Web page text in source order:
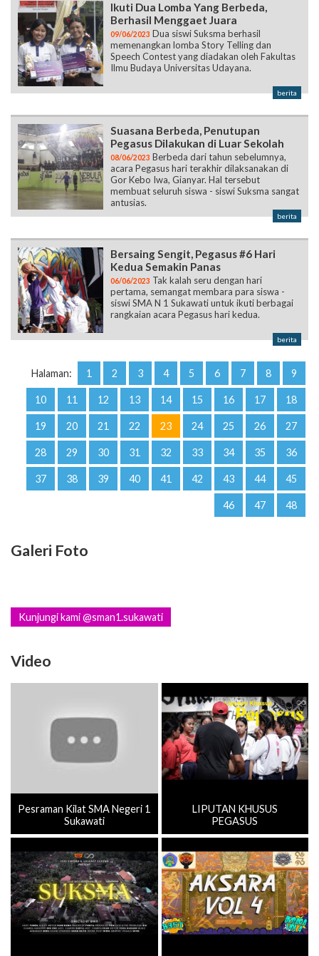
Ikuti Dua Lomba Yang Berbeda,
Berhasil Menggaet Juara
09/06/2023 Dua siswi Suksma berhasil
memenangkan lomba Story Telling dan
Speech Contest yang diadakan oleh Fakultas
Ilmu Budaya Universitas Udayana.
berita
Suasana Berbeda, Penutupan
Pegasus Dilakukan di Luar Sekolah
08/06/2023 Berbeda dari tahun sebelumnya,
acara Pegasus hari terakhir dilaksanakan di
Gor Kebo Iwa, Gianyar. Hal tersebut
membuat seluruh siswa - siswi Suksma sangat
antusias.
berita
Bersaing Sengit, Pegasus #6 Hari
Kedua Semakin Panas
06/06/2023 Tak kalah seru dengan hari
pertama, semangat membara para siswa -
siswi SMA N 1 Sukawati untuk ikuti berbagai
rangkaian acara Pegasus hari kedua.
berita
Halaman: 1 2 3 4 5 6 7 8 9
10 11 12 13 14 15 16 17 18
19 20 21 22 23 24 25 26 27
28 29 30 31 32 33 34 35 36
37 38 39 40 41 42 43 44 45
46 47 48
Galeri Foto
Kunjungi kami @sman1.sukawati
Video
Pesraman Kilat SMA Negeri 1
Sukawati
LIPUTAN KHUSUS
PEGASUS